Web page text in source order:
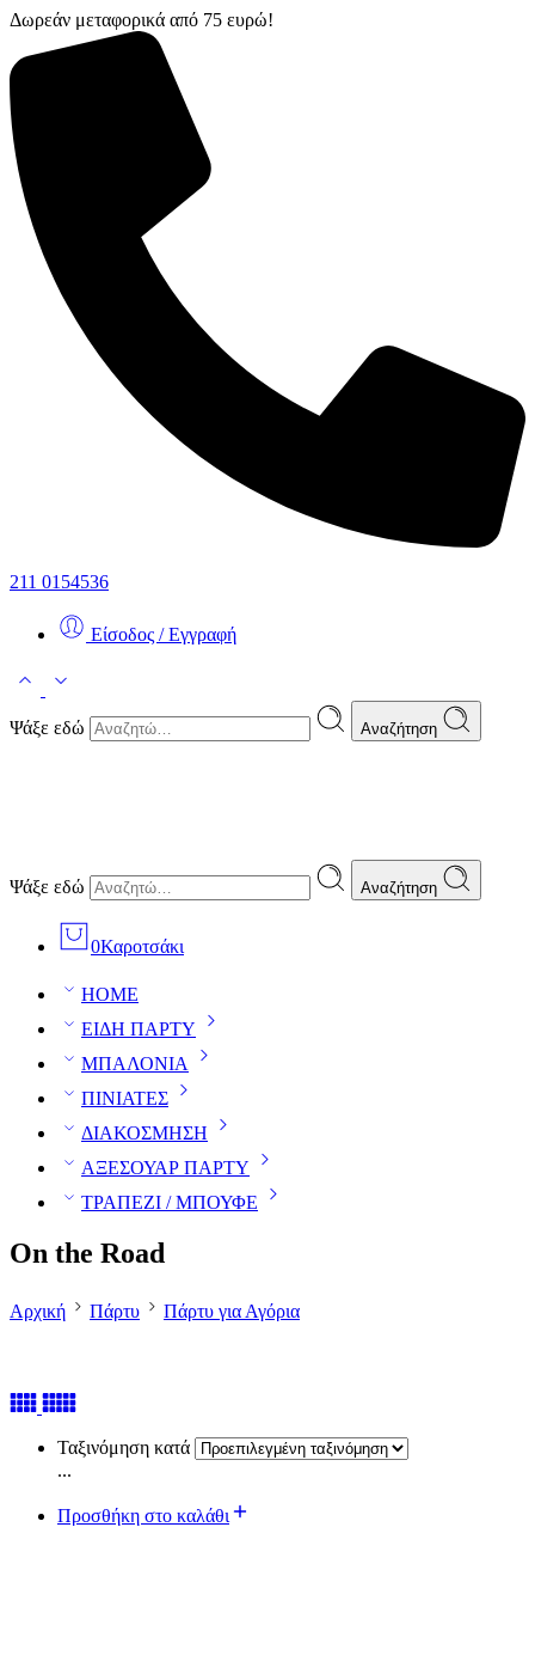
Δωρεάν μεταφορικά από 75 ευρώ!
211 0154536
Είσοδος / Εγγραφή
Ψάξε εδώ Αναζήτηση
Ψάξε εδώ Αναζήτηση
0Καροτσάκι
HOME
ΕΙΔΗ ΠΑΡΤΥ
ΜΠΑΛΟΝΙΑ
ΠΙΝΙΑΤΕΣ
ΔΙΑΚΟΣΜΗΣΗ
ΑΞΕΣΟΥΑΡ ΠΑΡΤΥ
ΤΡΑΠΕΖΙ / ΜΠΟΥΦΕ
On the Road
Αρχική Πάρτυ Πάρτυ για Αγόρια
Ταξινόμηση κατά
...
Προσθήκη στο καλάθι